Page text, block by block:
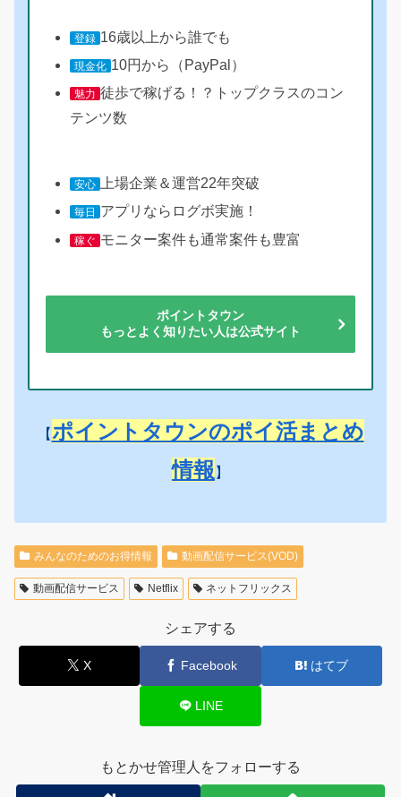
登録 16歳以上から誰でも
現金化 10円から（PayPal）
魅力 徒歩で稼げる！？トップクラスのコン
テンツ数
安心 上場企業＆運営22年突破
毎日 アプリならログボ実施！
稼ぐ モニター案件も通常案件も豊富
ポイントタウン
もっとよく知りたい人は公式サイト
【ポイントタウンのポイ活まとめ
情報 】
みんなのためのお得情報 動画配信サービス(VOD)
動画配信サービス Netflix ネットフリックス
シェアする
X Facebook はてブ
LINE
もとかせ管理人をフォローする